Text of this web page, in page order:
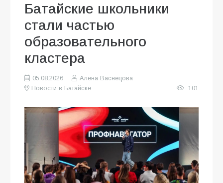
Батайские школьники
стали частью
образовательного
кластера
05.08.2026
Алена Васнецова
Новости в Батайске
101